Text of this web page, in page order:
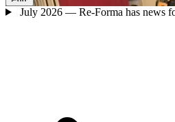
July 2026 — Re-Forma has news